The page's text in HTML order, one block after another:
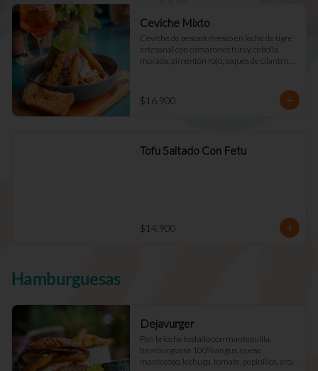
Ceviche Mixto
Ceviche de pescado fresco en leche de tigre
artesanal con camarones furay, cebolla
morada, pimentón rojo, toques de cilantro y
$16.900
Tofu Saltado Con Fetu
$14.900
Hamburguesas
Dejavurger
Pan brioche tostado con mantequilla,
hamburguesa 100% angus, queso
mantecoso, lechuga, tomate, pepinillos, aros